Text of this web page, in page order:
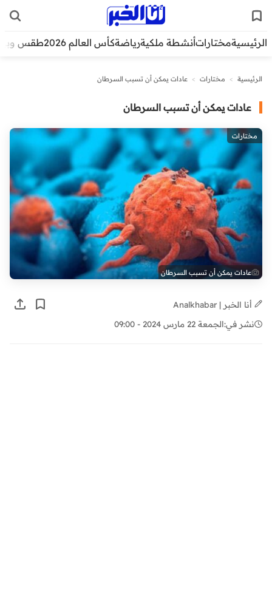
الرئيسيةمختاراتأنشطة ملكيةرياضةكأس العالم 2026 طقس
الرئيسية > مختارات > عادات يمكن أن تسبب السرطان
عادات يمكن أن تسبب السرطان
مختارات
عادات يمكن أن تسبب السرطان
أنا الخبر | Analkhabar
نشر في:الجمعة 22 مارس 2024 - 09:00